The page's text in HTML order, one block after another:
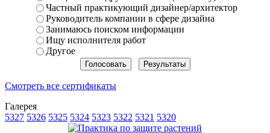
Частный практикующий дизайнер/архитектор
Руководитель компании в сфере дизайна
Занимаюсь поиском информации
Ищу исполнителя работ
Другое
Смотреть все сертификаты
Галерея
5327 5326 5325 5324 5323 5322 5321 5320